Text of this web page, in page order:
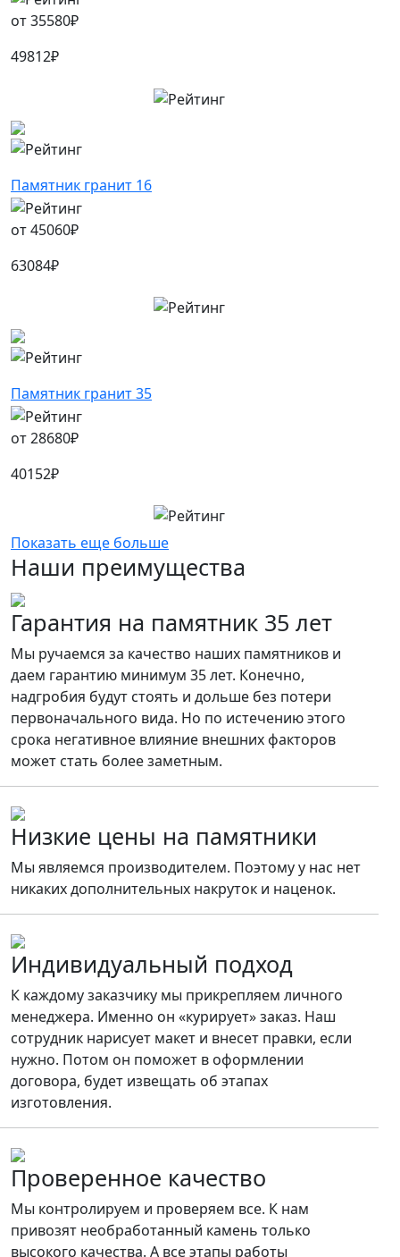
от35580₽
49812₽
Памятник гранит 16
от45060₽
63084₽
Памятник гранит 35
от28680₽
40152₽
Показать еще больше
Наши преимущества
Гарантия на памятник 35 лет
Мы ручаемся за качество наших памятников и
даем гарантию минимум 35 лет. Конечно,
надгробия будут стоять и дольше без потери
первоначального вида. Но по истечению этого
срока негативное влияние внешних факторов
может стать более заметным.
Низкие цены на памятники
Мы являемся производителем. Поэтому у нас нет
никаких дополнительных накруток и наценок.
Индивидуальный подход
К каждому заказчику мы прикрепляем личного
менеджера. Именно он «курирует» заказ. Наш
сотрудник нарисует макет и внесет правки, если
нужно. Потом он поможет в оформлении
договора, будет извещать об этапах
изготовления.
Проверенное качество
Мы контролируем и проверяем все. К нам
привозят необработанный камень только
высокого качества. А все этапы работы